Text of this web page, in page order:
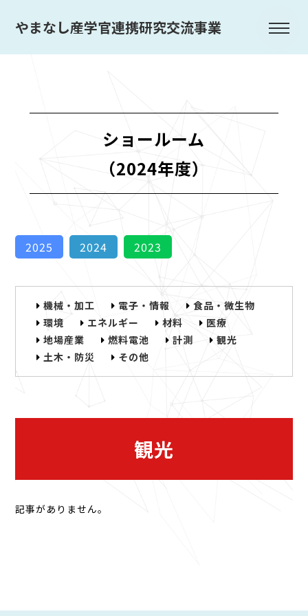
やまなし産学官連携研究交流事業
ショールーム
（2024年度）
2025 2024 2023
機械・加工 電子・情報
食品・微生物
環境
エネルギー 材料
医療
地場産業
燃料電池 計測
観光
土木・防災
その他
観光
記事がありません。